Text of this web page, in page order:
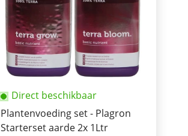
Direct beschikbaar
Plantenvoeding set - Plagron
Starterset aarde 2x 1Ltr